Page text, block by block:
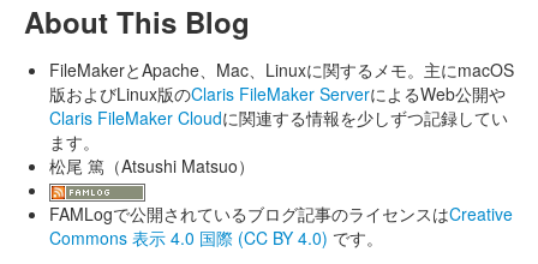
About This Blog
FileMakerとApache、Mac、Linuxに関するメモ。主にmacOS
版およびLinux版のClaris FileMaker ServerによるWeb公開や
Claris FileMaker Cloudに関連する情報を少しずつ記録してい
ます。
松尾 篤（Atsushi Matsuo）
FAMLogで公開されているブログ記事のライセンスはCreative
Commons 表示 4.0 国際 (CC BY 4.0) です。